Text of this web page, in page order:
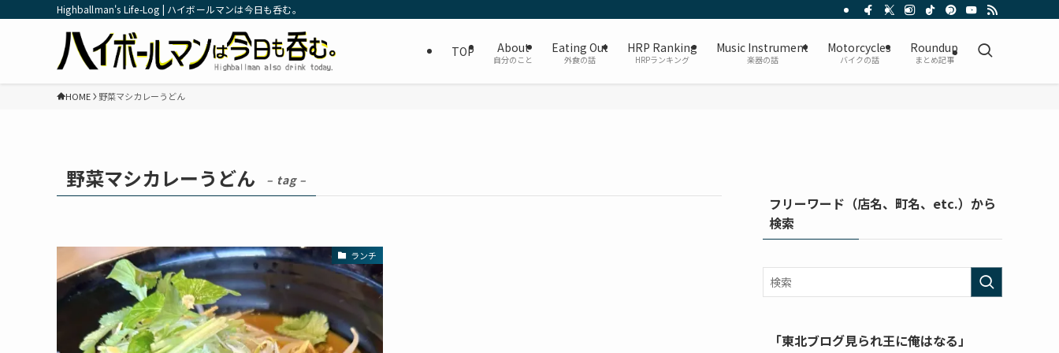
Highballman's Life-Log | ハイボールマンは今日も呑む。
TOP About
自分のこと
Eating Out
外食の話
HRP Ranking
HRPランキング
Music Instrument
楽器の話
Motorcycles
バイクの話
Roundup
まとめ記事
HOME 野菜マシカレーうどん
野菜マシカレーうどん – tag –
ランチ
フリーワード（店名、町名、etc.）から
検索
「東北ブログ見られ王に俺はなる」